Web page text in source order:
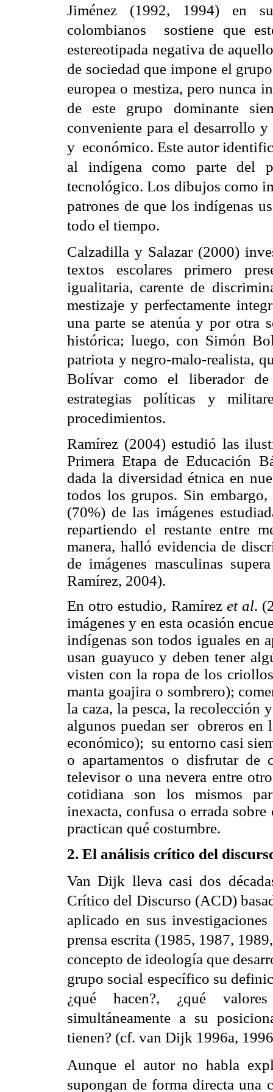
Jiménez (1992, 1994) en
colombianos sostiene que
estereotipada negativa de
de sociedad que impone el
europea o mestiza, pero nunca
de este grupo dominante
conveniente para el desarrollo
y económico. Este autor
al indígena como parte del
tecnológico. Los dibujos como
patrones de que los indígenas
todo el tiempo.
Calzadilla y Salazar (2000)
textos escolares primero
igualitaria, carente de
mestizaje y perfectamente
una parte se atenúa y por otra
histórica; luego, con Simón
patriota y negro-malo-realista,
Bolívar como el liberador
estrategias políticas y
procedimientos.
Ramírez (2004) estudió las
Primera Etapa de Educación
dada la diversidad étnica en
todos los grupos. Sin
(70%) de las imágenes
repartiendo el restante entre
manera, halló evidencia de
de imágenes masculinas
Ramírez, 2004).
En otro estudio, Ramírez et al.
imágenes y en esta ocasión
indígenas son todos iguales en
usan guayuco y deben tener
visten con la ropa de los
manta goajira o sombrero);
la caza, la pesca, la recolección
algunos puedan ser obreros en
económico); su entorno casi
o apartamentos o disfrutar de
televisor o una nevera entre
cotidiana son los mismos
inexacta, confusa o errada
practican qué costumbre.
2. El análisis crítico del
Van Dijk lleva casi dos
Crítico del Discurso (ACD)
aplicado en sus
prensa escrita (1985, 1987,
concepto de ideología que
grupo social específico su
¿qué hacen?, ¿qué
simultáneamente a su
tienen? (cf. van Dijk 1996a,
Aunque el autor no habla
supongan de forma directa una